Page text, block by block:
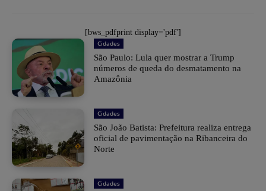
[bws_pdfprint display='pdf']
Cidades
São Paulo: Lula quer mostrar a Trump
números de queda do desmatamento na
Amazônia
Cidades
São João Batista: Prefeitura realiza entrega
oficial de pavimentação na Ribanceira do
Norte
Cidades